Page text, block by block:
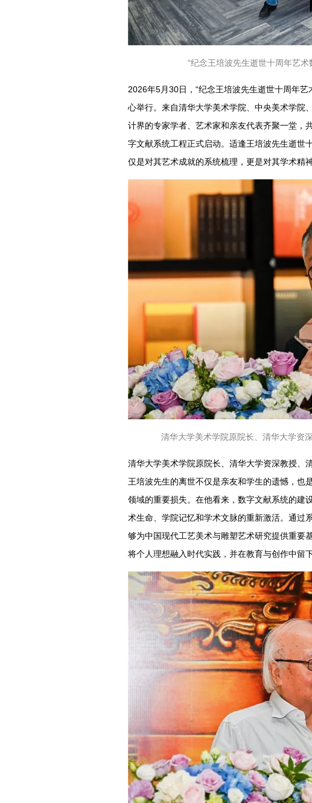
“纪念王培波先生逝世十周年艺
2026年5月30日，“纪念王培波先生逝世十周年
心举行。来自清华大学美术学院、中央美术学院
计界的专家学者、艺术家和亲友代表齐聚一堂，
字文献系统工程正式启动。适逢王培波先生逝世
仅是对其艺术成就的系统梳理，更是对其学术精
清华大学美术学院原院长、清华大学资
清华大学美术学院原院长、清华大学资深教授、
王培波先生的离世不仅是亲友和学生的遗憾，也
领域的重要损失。在他看来，数字文献系统的建
术生命、学院记忆和学术文脉的重新激活。通过
够为中国现代工艺美术与雕塑艺术研究提供重要
将个人理想融入时代实践，并在教育与创作中留